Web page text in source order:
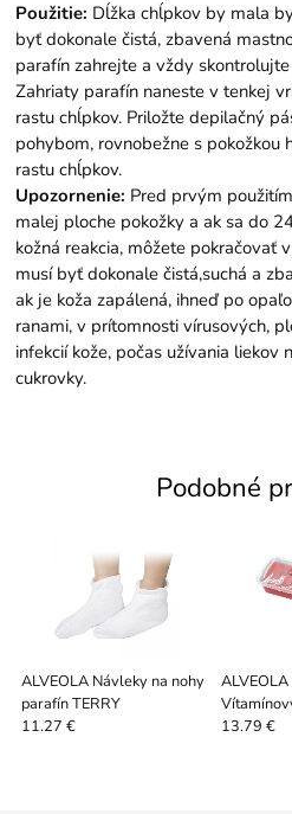
Použitie: Dĺžka chĺpkov by mala
byť dokonale čistá, zbavená
parafín zahrejte a vždy
Zahriaty parafín naneste v tenkej
rastu chĺpkov. Priložte depilačný
pohybom, rovnobežne s pokožkou
rastu chĺpkov.
Upozornenie: Pred prvým
malej ploche pokožky a ak sa do
kožná reakcia, môžete pokračovať
musí byť dokonale čistá,suchá a
ak je koža zapálená, ihneď po
ranami, v prítomnosti vírusových,
infekcií kože, počas užívania liekov
cukrovky.
Podobné
ALVEOLA Návleky na nohy
parafín TERRY
11.27 €
13.79 €